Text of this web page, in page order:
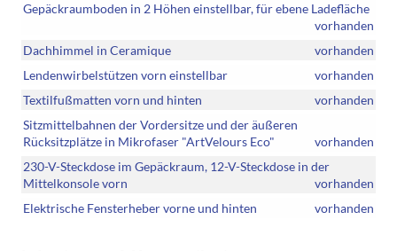
Gepäckraumboden in 2 Höhen einstellbar, für ebene Ladefläche
vorhanden
Dachhimmel in Ceramique
vorhanden
Lendenwirbelstützen vorn einstellbar
vorhanden
Textilfußmatten vorn und hinten
vorhanden
Sitzmittelbahnen der Vordersitze und der äußeren
Rücksitzplätze in Mikrofaser "ArtVelours Eco"
vorhanden
230-V-Steckdose im Gepäckraum, 12-V-Steckdose in der
Mittelkonsole vorn
vorhanden
Elektrische Fensterheber vorne und hinten
vorhanden